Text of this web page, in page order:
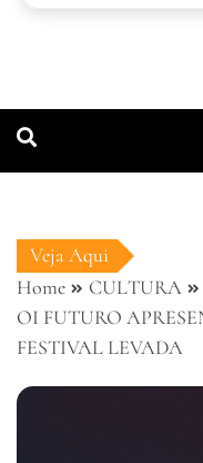
Veja Aqui
Home
CULTURA
OI FUTURO
FESTIVAL LEVADA